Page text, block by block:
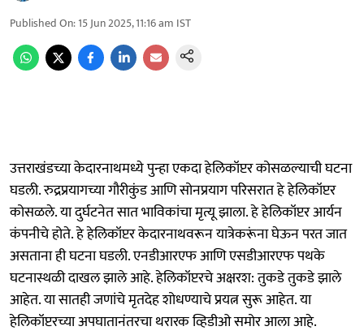
Published On:15 Jun 2025, 11:16 am IST
उत्तराखंडच्या केदारनाथमध्ये पुन्हा एकदा हेलिकॉप्टर कोसळल्याची घटना
घडली. रुद्रप्रयागच्या गौरीकुंड आणि सोनप्रयाग परिसरात हे हेलिकॉप्टर
कोसळले. या दुर्घटनेत सात भाविकांचा मृत्यू झाला. हे हेलिकॉप्टर आर्यन
कंपनीचे होते. हे हेलिकॉप्टर केदारनाथवरून यात्रेकरूंना घेऊन परत जात
असताना ही घटना घडली. एनडीआरएफ आणि एसडीआरएफ पथके
घटनास्थळी दाखल झाले आहे. हेलिकॉप्टरचे अक्षरश: तुकडे तुकडे झाले
आहेत. या सातही जणांचे मृतदेह शोधण्याचे प्रयत्न सुरू आहेत. या
हेलिकॉप्टरच्या अपघातानंतरचा थरारक व्हिडीओ समोर आला आहे.